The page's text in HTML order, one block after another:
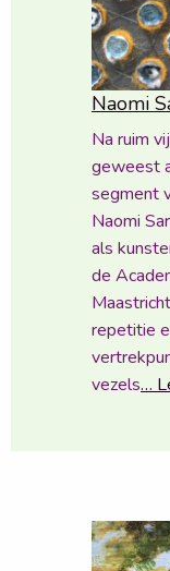
Naomi
Na ruim
geweest
segment
Naomi
als
de
repetitie
vezels…